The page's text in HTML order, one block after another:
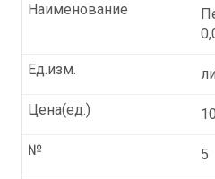
Наименование
Ед.изм.
Цена(ед.)
5
№